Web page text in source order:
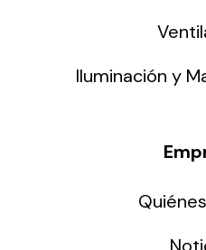
Iluminación y